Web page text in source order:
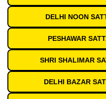
DELHI NOON
PESHAWAR
SHRI SHALIMAR
DELHI BAZAR